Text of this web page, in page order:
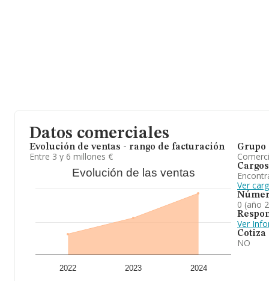
Datos comerciales
Evolución de ventas - rango de facturación
Entre 3 y 6 millones €
Evolución de las ventas
2022 2023 2024
Grupo
Cargos
Ver
0 (año
Ver
Cotiza
NO